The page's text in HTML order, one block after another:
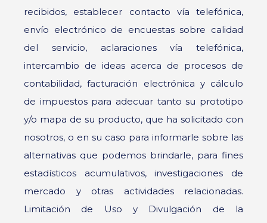
recibidos, establecer contacto vía telefónica,
envío electrónico de encuestas sobre calidad
del servicio, aclaraciones vía telefónica,
intercambio de ideas acerca de procesos de
contabilidad, facturación electrónica y cálculo
de impuestos para adecuar tanto su prototipo
y/o mapa de su producto, que ha solicitado con
nosotros, o en su caso para informarle sobre las
alternativas que podemos brindarle, para fines
estadísticos acumulativos, investigaciones de
mercado y otras actividades relacionadas.
Limitación de Uso y Divulgación de la